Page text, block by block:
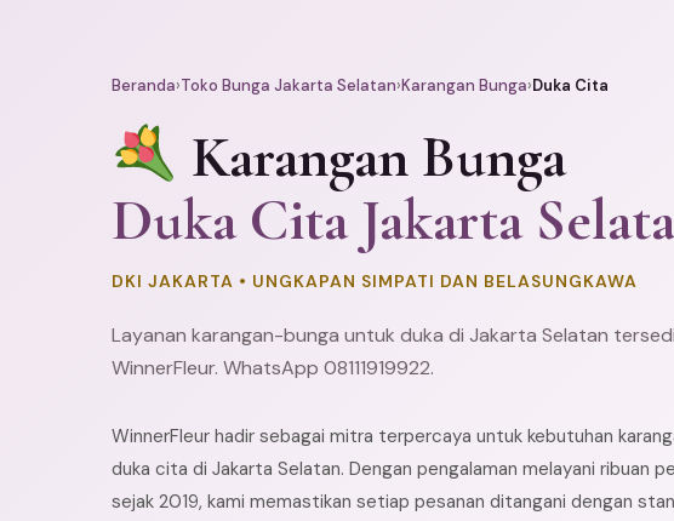
Beranda›Toko Bunga Jakarta Selatan›Karangan Bunga›Duka Cita
Karangan Bunga
Duka Cita Jakarta
DKI JAKARTA • UNGKAPAN SIMPATI DAN BELASUNGKAWA
Layanan karangan-bunga untuk duka di Jakarta Selatan
WinnerFleur. WhatsApp 08111919922.
WinnerFleur hadir sebagai mitra terpercaya untuk kebutuhan
duka cita di Jakarta Selatan. Dengan pengalaman melayani ribuan
sejak 2019, kami memastikan setiap pesanan ditangani dengan